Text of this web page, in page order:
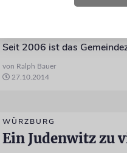
Seit 2006 ist das
von Ralph Bauer
27.10.2014
WÜRZBURG
Ein Judenwitz zu